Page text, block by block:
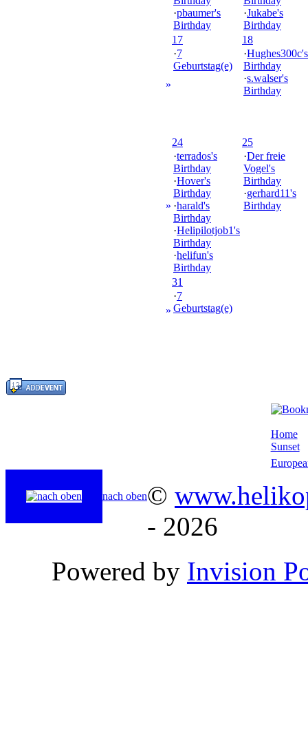
·pbaumer's
Birthday
·Jukabe's
Birthday
»
17
·7
Geburtstag(e)
18
·Hughes300c's
Birthday
·s.walser's
Birthday
»
24
·terrados's
Birthday
·Hover's
Birthday
·harald's
Birthday
·Helipilotjob1's
Birthday
·helifun's
Birthday
25
·Der freie
Vogel's
Birthday
·gerhard11's
Birthday
»
31
·7
Geburtstag(e)
Home
Sunset
nach oben©
- 2026
Powered by Invision